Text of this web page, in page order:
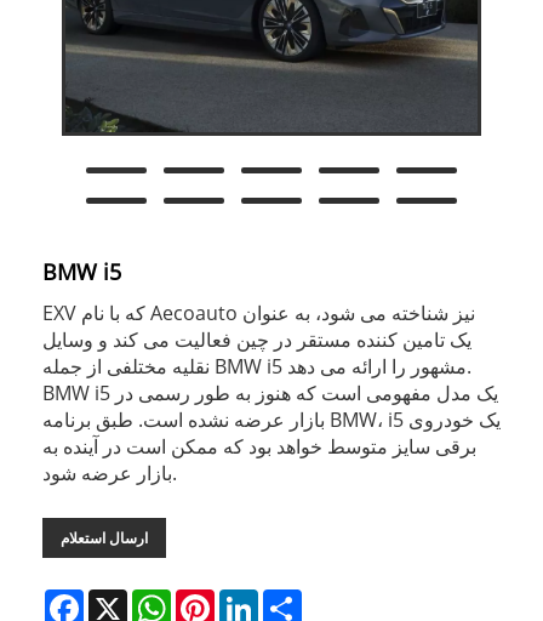
BMW i5
EXV که با نام Aecoauto نیز شناخته می شود، به عنوان
یک تامین کننده مستقر در چین فعالیت می کند و وسایل
نقلیه مختلفی از جمله BMW i5 مشهور را ارائه می دهد.
BMW i5 یک مدل مفهومی است که هنوز به طور رسمی در
بازار عرضه نشده است. طبق برنامه BMW، i5 یک خودروی
برقی سایز متوسط ​​خواهد بود که ممکن است در آینده به
بازار عرضه شود.
ارسال استعلام
Facebook
X WhatsAppPinterestLinkedIn